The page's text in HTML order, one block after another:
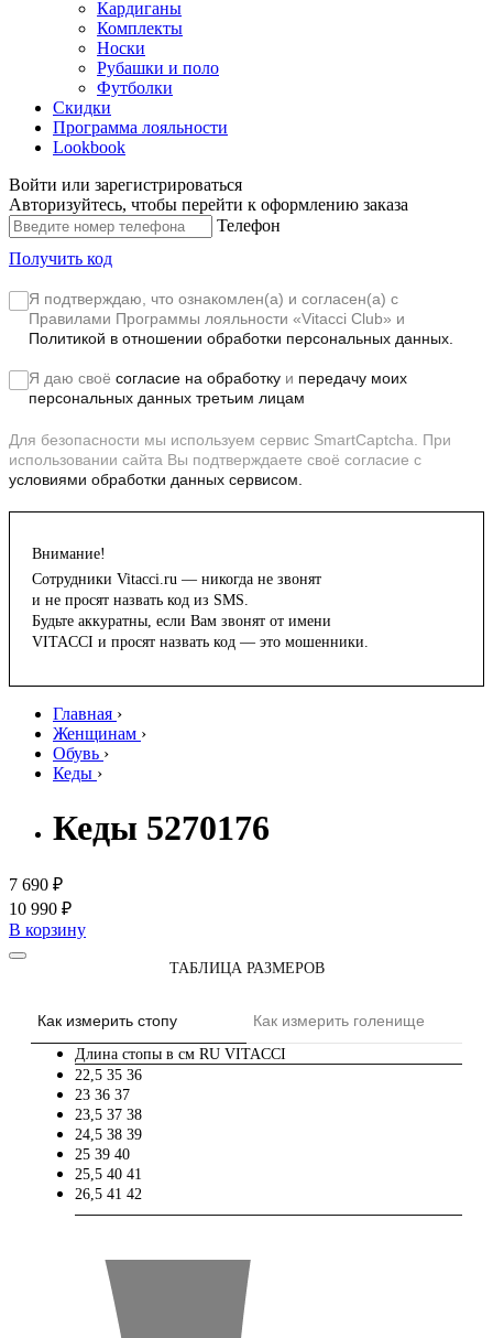
Кардиганы
Комплекты
Носки
Рубашки и поло
Футболки
Скидки
Программа лояльности
Lookbook
Войти или зарегистрироваться
Авторизуйтесь, чтобы перейти к оформлению заказа
Телефон
Получить код
Я подтверждаю, что ознакомлен(а) и согласен(а) с
Правилами Программы лояльности «Vitacci Club» и
Политикой в отношении обработки персональных данных.
Я даю своё согласие на обработку и передачу моих
персональных данных третьим лицам
Для безопасности мы используем сервис SmartCaptcha. При
использовании сайта Вы подтверждаете своё согласие с
условиями обработки данных сервисом.
Внимание!
Сотрудники Vitacci.ru — никогда не звонят
и не просят назвать код из SMS.
Будьте аккуратны, если Вам звонят от имени
VITACCI и просят назвать код — это мошенники.
Главная ›
Женщинам ›
Обувь ›
Кеды ›
Кеды 5270176
7 690 ₽
10 990 ₽
В корзину
ТАБЛИЦА РАЗМЕРОВ
Как измерить стопу Как измерить голенище
Длина стопы в см RU VITACCI
22,5 35 36
23 36 37
23,5 37 38
24,5 38 39
25 39 40
25,5 40 41
26,5 41 42